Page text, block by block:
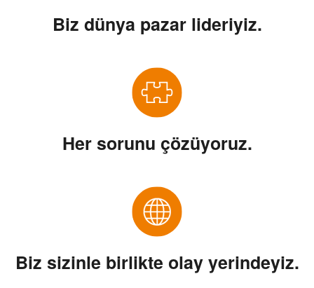
Biz dünya pazar lideriyiz.
Her sorunu çözüyoruz.
Biz sizinle birlikte olay yerindeyiz.